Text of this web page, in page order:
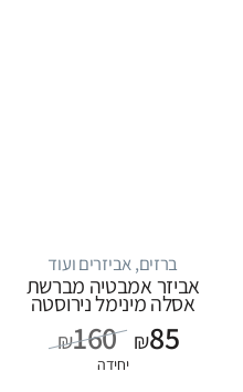
ברזים, אביזרים ועוד
אביזר אמבטיה מברשת
אסלה מינימל נירוסטה
₪160 ₪85
יחידה